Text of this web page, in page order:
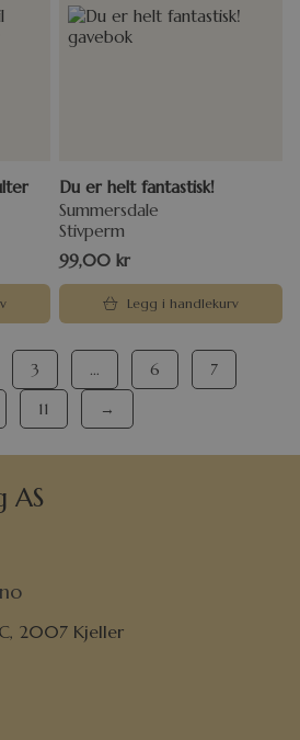
Du er helt fantastisk!
Summersdale
Stivperm
99,00 kr
Legg i handlekurv
3 … 6
7
11 →
AS
2007 Kjeller